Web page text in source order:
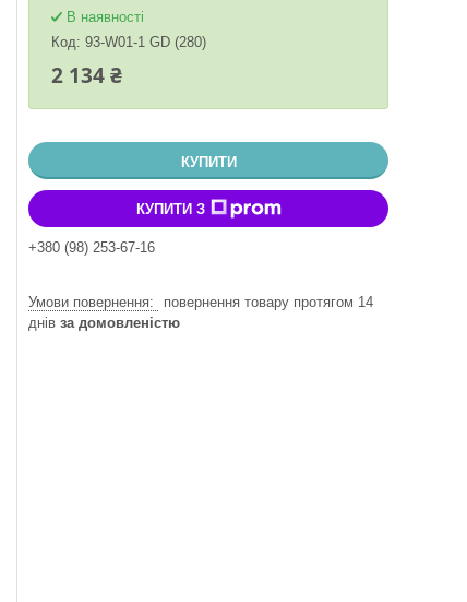
В наявності
Код: 93-W01-1 GD (280)
2 134 ₴
КУПИТИ
КУПИТИ З
+380 (98) 253-67-16
повернення товару протягом 14
днів за домовленістю